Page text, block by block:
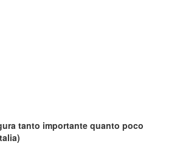
tanto importante quanto poco